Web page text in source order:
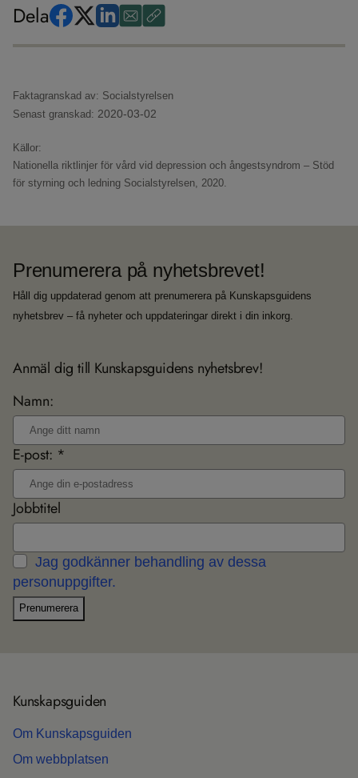
Dela
Faktagranskad av: Socialstyrelsen
Senast granskad: 2020-03-02
Källor:
Nationella riktlinjer för vård vid depression och ångestsyndrom – Stöd
för styrning och ledning Socialstyrelsen, 2020.
Prenumerera på nyhetsbrevet!
Håll dig uppdaterad genom att prenumerera på Kunskapsguidens
nyhetsbrev – få nyheter och uppdateringar direkt i din inkorg.
Anmäl dig till Kunskapsguidens nyhetsbrev!
Namn:
E-post: *
Jobbtitel
Jag godkänner behandling av dessa
personuppgifter.
Prenumerera
Kun­skaps­gui­den
Om Kun­skaps­gui­den
Om webb­plat­sen